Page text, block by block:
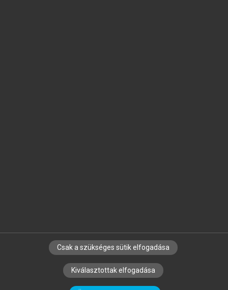
SZERZŐKNEK CÉGEKNEK KÖNYVTÁROSOKNAK
SZERKESZTÉSI ÉS LEKTORÁLÁSI ALAPELVEK
Csak a szükséges sütik elfogadása
Kiválasztottak elfogadása